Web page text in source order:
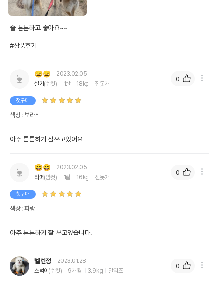
줄 튼튼하고 좋아요~~
#상품후기
😄😄
2023.02.05
설기 (수컷) 1살 18kg 진돗개
첫구매
색상 : 보라색
아주 튼튼하게 잘쓰고있어요
0
😄😄
2023.02.05
라떼 (암컷) 1살 16kg 진돗개
첫구매
색상 : 파랑
아주 튼튼하게 잘 쓰고있습니다.
0
헬렌정
2023.01.28
스벅이 (수컷) 9개월 3.9kg 말티즈
0